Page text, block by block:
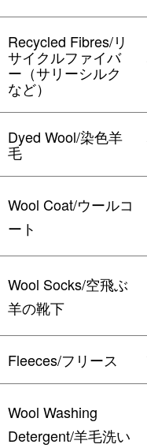
Recycled Fibres/リ
サイクルファイバ
ー（サリーシルク
など）
Dyed Wool/染色羊
毛
Wool Coat/ウールコ
ート
Wool Socks/空飛ぶ
羊の靴下
Fleeces/フリース
Wool Washing
Detergent/羊毛洗い